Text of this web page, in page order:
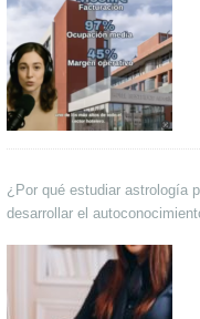
¿Por qué estudiar astrología
desarrollar el